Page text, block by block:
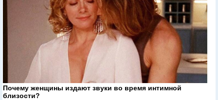
Почему женщины издают звуки во время интимной
близости?